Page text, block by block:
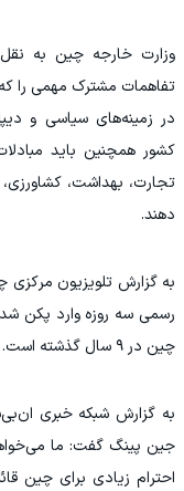
وزارت خارجه چین به
تفاهمات مشترک مهمی را که
در زمینه‌های سیاسی و
کشور همچنین باید
تجارت، بهداشت،
دهند.
به گزارش تلویزیون
رسمی سه روزه وارد پکن
چین در ۹ سال گذشته است.
به گزارش شبکه خبری
جین پینگ گفت: ما
احترام زیادی برای چین